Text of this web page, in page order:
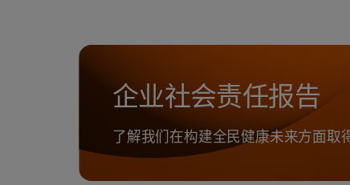
企业社会责任报告
了解我们在构建全民健康未来方面取